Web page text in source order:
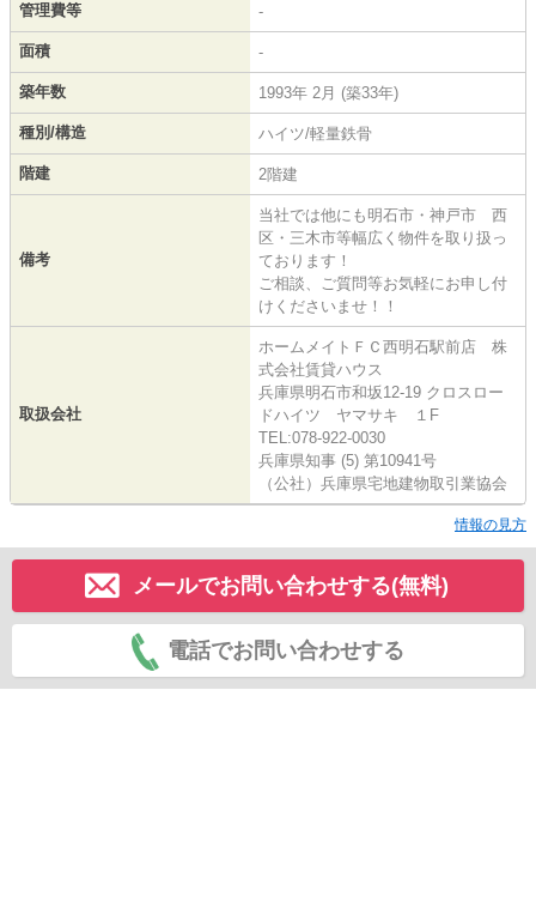
管理費等 -
面積 -
築年数 1993年 2月 (築33年)
種別/構造 ハイツ/軽量鉄骨
階建 2階建
備考
当社では他にも明石市・神戸市 西
区・三木市等幅広く物件を取り扱っ
ております！
ご相談、ご質問等お気軽にお申し付
けくださいませ！！
取扱会社
ホームメイトＦＣ西明石駅前店 株
式会社賃貸ハウス
兵庫県明石市和坂12-19 クロスロー
ドハイツ ヤマサキ １F
TEL:078-922-0030
兵庫県知事 (5) 第10941号
（公社）兵庫県宅地建物取引業協会
情報の見方
メールでお問い合わせする(無料)
電話でお問い合わせする